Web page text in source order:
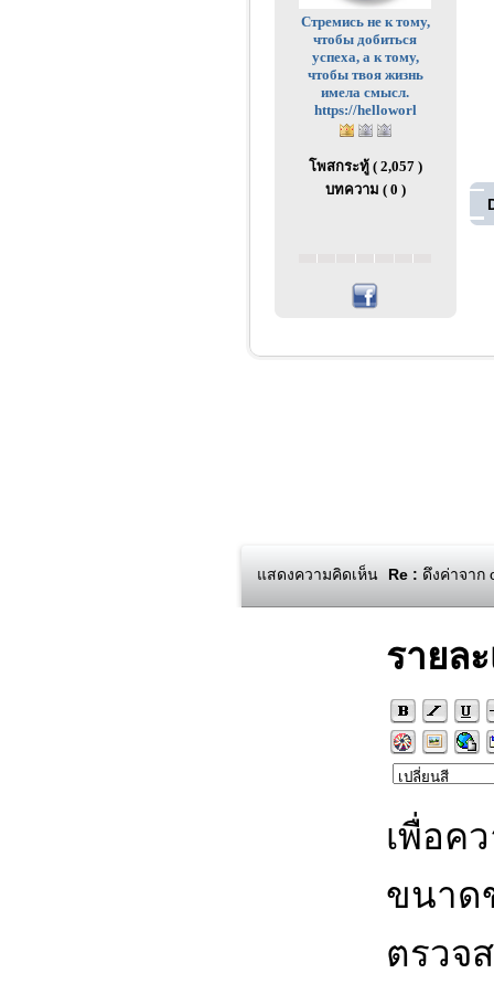
Стремись не к тому,
чтобы добиться
успеха, а к тому,
чтобы твоя жизнь
имела смысл.
https://helloworl
โพสกระทู้ ( 2,057 )
บทความ ( 0 )
แสดงความคิดเห็น Re : ดึงค่าจาก
รายล
เพื่อค
ขนาด
ตรวจ